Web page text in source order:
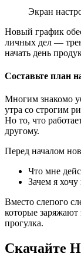
Экран
Новый график
личных дел —
начать день
Составьте план
Многим знакомо
утра со строгим
Но то, что
другому.
Перед началом
Что мне
Зачем я хочу
Вместо слепого
которые
прогулка.
Скачайте